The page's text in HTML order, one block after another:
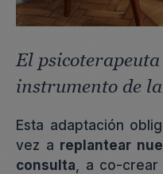
El
instrumento de
Esta adaptación
vez a replantear
consulta , a co-